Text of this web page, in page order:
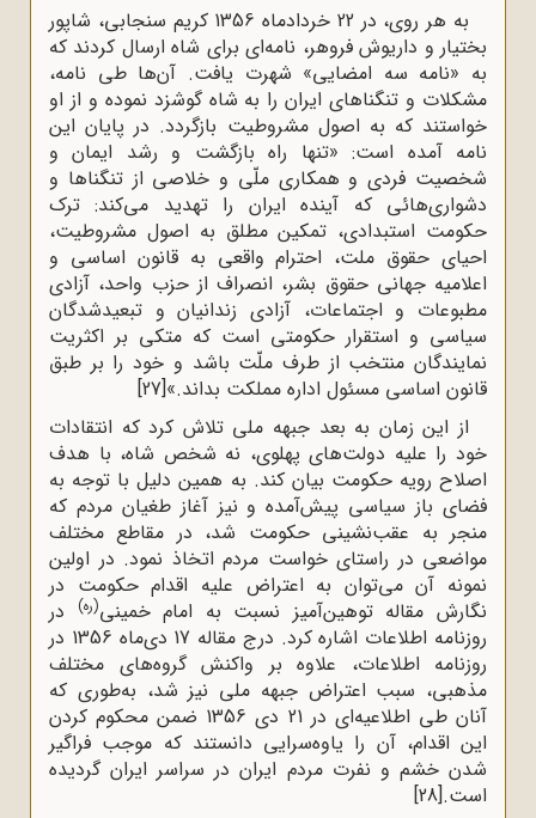
به هر روی، در 22 خردادماه 1356 کریم سنجابی، شاپور
بختیار و داریوش فروهر، نامه‌ای برای شاه ارسال کردند که
به «نامه سه امضایی» شهرت یافت. آن‌ها طی نامه،
مشکلات و تنگناهای ایران را به شاه گوشزد نموده و از او
خواستند که به اصول مشروطیت بازگردد. در پایان این
نامه آمده است: «تنها راه بازگشت و رشد ایمان و
شخصیت فردی و همکاری ملّی و خلاصی از تنگناها و
دشواری‌هائی که آینده ایران را تهدید می‌کند: ترک
حکومت استبدادی، تمکین مطلق به اصول مشروطیت،
احیای حقوق ملت، احترام واقعی به قانون اساسی و
اعلامیه جهانی حقوق بشر، انصراف از حزب واحد، آزادی
مطبوعات و اجتماعات، آزادی زندانیان و تبعیدشدگان
سیاسی و استقرار حکومتی است که متکی بر اکثریت
نمایندگان منتخب از طرف ملّت باشد و خود را بر طبق
قانون اساسی مسئول اداره مملکت بداند.»[27]
از این زمان به بعد جبهه ملی تلاش کرد که انتقادات
خود را علیه دولت‌های پهلوی، نه شخص شاه، با هدف
اصلاح رویه حکومت بیان کند. به همین دلیل با توجه به
فضای باز سیاسی پیش‌آمده و نیز آغاز طغیان مردم که
منجر به عقب‌نشینی حکومت شد، در مقاطع مختلف
مواضعی در راستای خواست مردم اتخاذ نمود. در اولین
نمونه آن می‌توان به اعتراض علیه اقدام حکومت در
نگارش مقاله توهین‌آمیز نسبت به امام خمینی(ره)
در
روزنامه اطلاعات اشاره کرد. درج مقاله 17 دی‌ماه 1356 در
روزنامه اطلاعات، علاوه بر واکنش‌ گروه‌های مختلف
مذهبی، سبب اعتراض جبهه ملی نیز شد، به‌طوری ‌که
آنان طی اطلاعیه‌ای در 21 دی 1356 ضمن محکوم کردن
این اقدام، آن را یاوه‌سرایی دانستند که موجب فراگیر
شدن خشم و نفرت مردم ایران در سراسر ایران گردیده
است.[28]